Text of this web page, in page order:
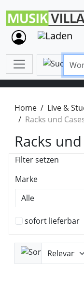
Home Live &
Racks und
Racks
Filter setzen
Marke
sofort lieferbar